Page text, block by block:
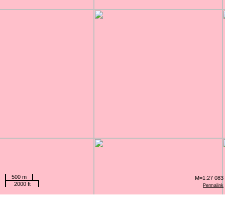
Permalink
500 m
2000 ft
M=1:27 083